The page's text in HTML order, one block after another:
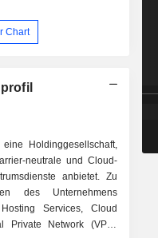
Chart
Holdinggesellschaft,
neutrale und Cloud-
anbietet. Zu
des Unternehmens
Services, Cloud
Private Network (VPN)